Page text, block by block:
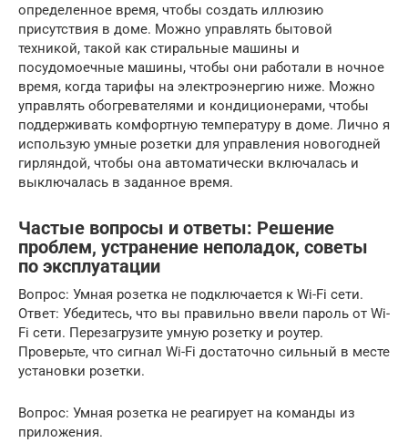
определенное время, чтобы создать иллюзию
присутствия в доме. Можно управлять бытовой
техникой, такой как стиральные машины и
посудомоечные машины, чтобы они работали в ночное
время, когда тарифы на электроэнергию ниже. Можно
управлять обогревателями и кондиционерами, чтобы
поддерживать комфортную температуру в доме. Лично я
использую умные розетки для управления новогодней
гирляндой, чтобы она автоматически включалась и
выключалась в заданное время.
Частые вопросы и ответы: Решение
проблем, устранение неполадок, советы
по эксплуатации
Вопрос: Умная розетка не подключается к Wi-Fi сети.
Ответ: Убедитесь, что вы правильно ввели пароль от Wi-
Fi сети. Перезагрузите умную розетку и роутер.
Проверьте, что сигнал Wi-Fi достаточно сильный в месте
установки розетки.
Вопрос: Умная розетка не реагирует на команды из
приложения.